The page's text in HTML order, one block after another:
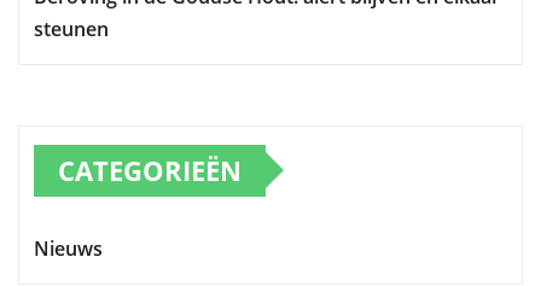
steunen
CATEGORIEËN
Nieuws